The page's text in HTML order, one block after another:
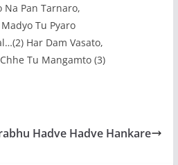
Na Pan Tarnaro,
Tu Pyaro
Har Dam Vasato,
Tu Mangamto (3)
Hadve Hadve Hankare